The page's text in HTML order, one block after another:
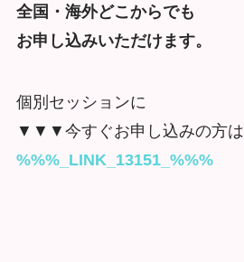
全国・海外どこからでも
お申し込みいただけます。
個別セッションに
▼▼▼今すぐお申し込みの方
%%%_LINK_13151_%%%